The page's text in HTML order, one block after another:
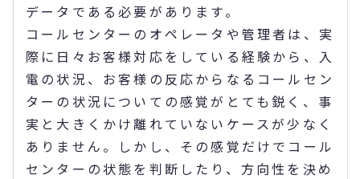
データである必要があります。
コールセンターのオペレータや管理者は、実
際に日々お客様対応をしている経験から、入
電の状況、お客様の反応からなるコールセン
ターの状況についての感覚がとても鋭く、事
実と大きくかけ離れていないケースが少なく
ありません。しかし、その感覚だけでコール
センターの状態を判断したり、方向性を決め